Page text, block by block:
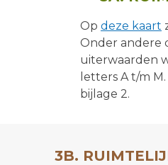
Op deze kaart
Onder andere
uiterwaarden
letters A t/m
bijlage 2.
3B.